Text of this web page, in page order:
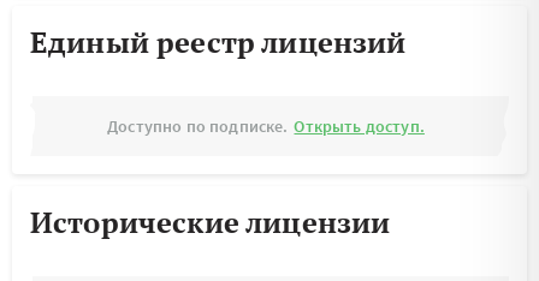
Единый реестр лицензий
Доступно по подписке. Открыть доступ.
Исторические лицензии